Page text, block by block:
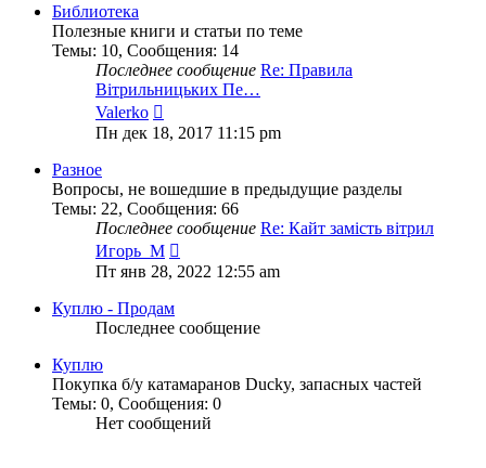
Библиотека
Полезные книги и статьи по теме
Темы: 10, Сообщения: 14
Последнее сообщение Re: Правила
Вітрильницьких Пе…
Valerko
к
последнему
Пн дек 18, 2017 11:15 pm
Разное
Вопросы, не вошедшие в предыдущие разделы
Темы: 22, Сообщения: 66
Последнее сообщение Re: Кайт замість вітрил
Игорь_М
к
Пт янв 28, 2022 12:55 am
Куплю - Продам
Последнее сообщение
Куплю
Покупка б/у катамаранов Ducky, запасных частей
Темы: 0, Сообщения: 0
Нет сообщений